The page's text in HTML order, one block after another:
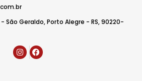
São Geraldo, Porto Alegre - RS, 90220-